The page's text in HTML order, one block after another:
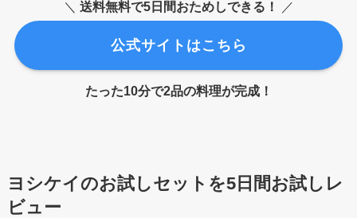
＼ 送料無料で5日間おためしできる！ ／
公式サイトはこちら
たった10分で2品の料理が完成！
ヨシケイのお試しセットを5日間お試しレ
ビュー